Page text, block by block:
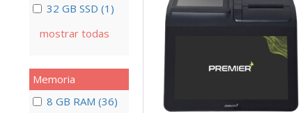
32 GB SSD (1)
mostrar todas
Memoria
8 GB RAM (36)